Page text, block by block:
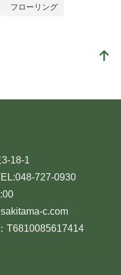
フローリング
18-1
727-0930
c.com
T6810085617414